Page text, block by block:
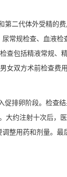
第二代体外受精的
常规检查、血液检
查包括精液常规、
女双方术前检查费
促排卵阶段。检查
大约注射十次后，
整用药和剂量。最